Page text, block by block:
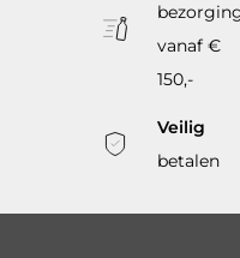
vanaf €
150,-
Veilig
betalen